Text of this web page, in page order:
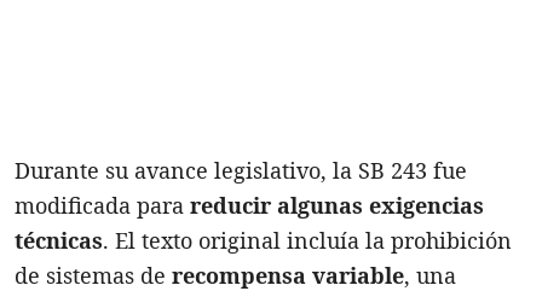
Durante su avance legislativo, la SB 243 fue
modificada para reducir algunas exigencias
técnicas. El texto original incluía la prohibición
de sistemas de recompensa variable, una